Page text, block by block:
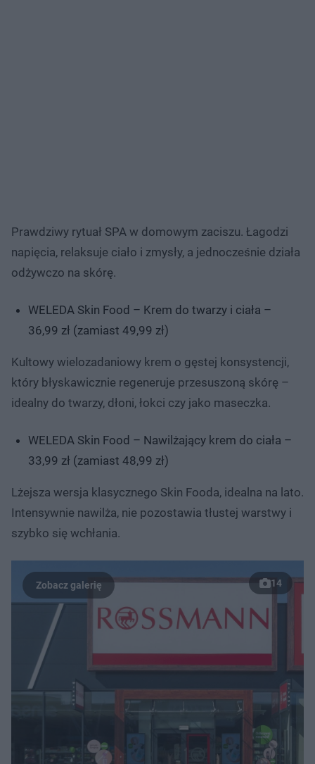
Prawdziwy rytuał SPA w domowym zaciszu. Łagodzi
napięcia, relaksuje ciało i zmysły, a jednocześnie działa
odżywczo na skórę.
WELEDA Skin Food – Krem do twarzy i ciała –
36,99 zł (zamiast 49,99 zł)
Kultowy wielozadaniowy krem o gęstej konsystencji,
który błyskawicznie regeneruje przesuszoną skórę –
idealny do twarzy, dłoni, łokci czy jako maseczka.
WELEDA Skin Food – Nawilżający krem do ciała –
33,99 zł (zamiast 48,99 zł)
Lżejsza wersja klasycznego Skin Fooda, idealna na lato.
Intensywnie nawilża, nie pozostawia tłustej warstwy i
szybko się wchłania.
14